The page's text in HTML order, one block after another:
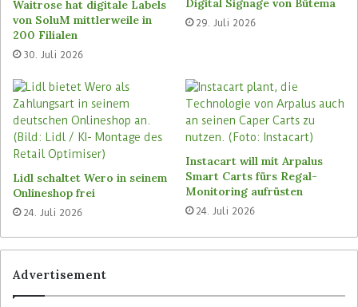
automatisierte Fulfilment Center in Pleasant
Prairie, Frederick und Groveland zu schließen.
DerRetail Optimiser
automatisierter Lager aufzubauen. Geplant
waren zunächst 20 Standorte, gebaut wurden bis
dahin aber nur acht.
Exklusivität beendet
Die Ocado Group hat daraufhin –wie im
Waitrose hat digitale Labels
von SoluM mittlerweile in
200 Filialen
30. Juli 2026
Digital Signage von Bütema
29. Juli 2026
Lidl schaltet Wero in seinem
Onlineshop frei
24. Juli 2026
Instacart will mit Arpalus
Smart Carts fürs Regal-
Monitoring aufrüsten
24. Juli 2026
Advertisement